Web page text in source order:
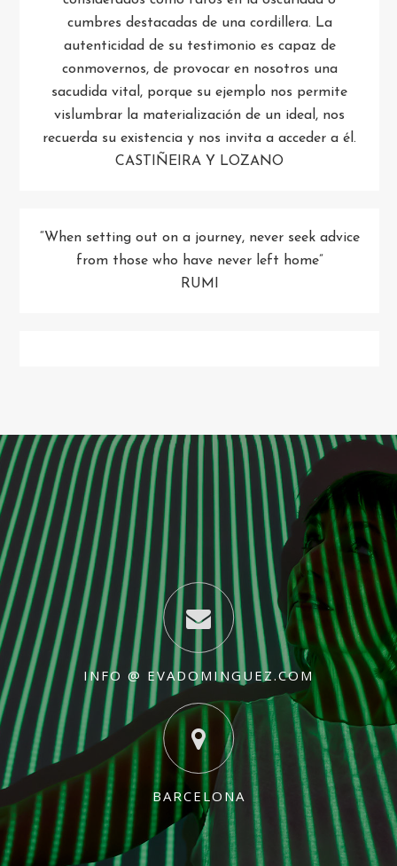
cumbres destacadas de una cordillera. La
autenticidad de su testimonio es capaz de
conmovernos, de provocar en nosotros una
sacudida vital, porque su ejemplo nos permite
vislumbrar la materialización de un ideal, nos
recuerda su existencia y nos invita a acceder a él.
CASTIÑEIRA Y LOZANO
“When setting out on a journey, never seek advice
from those who have never left home”
RUMI
INFO @ EVADOMINGUEZ.COM
BARCELONA